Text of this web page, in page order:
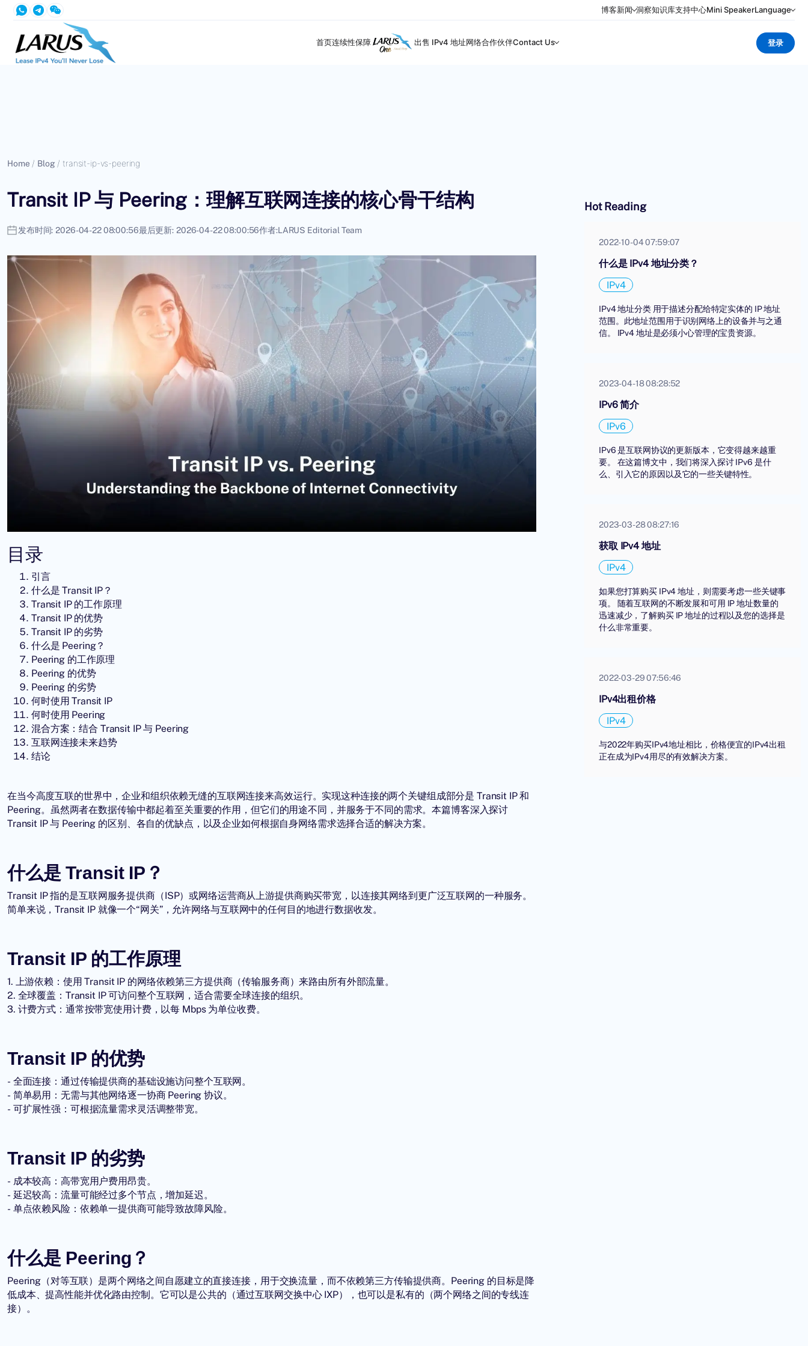
博客新闻 洞察知识库支持中心Mini SpeakerLanguage
首页连续性保障 出售 IPv4 地址网络合作伙伴Contact Us 登录
Home / Blog / transit-ip-vs-peering
Transit IP 与 Peering：理解互联网连接的核心骨干结构
发布时间: 2026-04-22 08:00:56最后更新: 2026-04-22 08:00:56作者:LARUS Editorial Team
目录
引言
什么是 Transit IP？
Transit IP 的工作原理
Transit IP 的优势
Transit IP 的劣势
什么是 Peering？
Peering 的工作原理
Peering 的优势
Peering 的劣势
何时使用 Transit IP
何时使用 Peering
混合方案：结合 Transit IP 与 Peering
互联网连接未来趋势
结论
在当今高度互联的世界中，企业和组织依赖无缝的互联网连接来高效运行。实现这种连接的两个关键组成部分是 Transit IP 和
Peering。虽然两者在数据传输中都起着至关重要的作用，但它们的用途不同，并服务于不同的需求。本篇博客深入探讨
Transit IP 与 Peering 的区别、各自的优缺点，以及企业如何根据自身网络需求选择合适的解决方案。
什么是 Transit IP？
Transit IP指的是互联网服务提供商（ISP）或网络运营商从上游提供商购买带宽，以连接其网络到更广泛互联网的一种服务。
简单来说，Transit IP 就像一个“网关”，允许网络与互联网中的任何目的地进行数据收发。
Transit IP 的工作原理
1. 上游依赖：使用 Transit IP 的网络依赖第三方提供商（传输服务商）来路由所有外部流量。
2. 全球覆盖：Transit IP 可访问整个互联网，适合需要全球连接的组织。
3. 计费方式：通常按带宽使用计费，以每 Mbps 为单位收费。
Transit IP 的优势
- 全面连接：通过传输提供商的基础设施访问整个互联网。
- 简单易用：无需与其他网络逐一协商 Peering 协议。
- 可扩展性强：可根据流量需求灵活调整带宽。
Transit IP 的劣势
- 成本较高：高带宽用户费用昂贵。
- 延迟较高：流量可能经过多个节点，增加延迟。
- 单点依赖风险：依赖单一提供商可能导致故障风险。
什么是 Peering？
Peering（对等互联）是两个网络之间自愿建立的直接连接，用于交换流量，而不依赖第三方传输提供商。Peering 的目标是降
低成本、提高性能并优化路由控制。它可以是公共的（通过互联网交换中心 IXP），也可以是私有的（两个网络之间的专线连
接）。
Hot Reading
2022-10-04 07:59:07
什么是 IPv4 地址分类？
IPv4
IPv4 地址分类 用于描述分配给特定实体的 IP 地址
范围。此地址范围用于识别网络上的设备并与之通
信。 IPv4 地址是必须小心管理的宝贵资源。
2023-04-18 08:28:52
IPv6 简介
IPv6
IPv6 是互联网协议的更新版本，它变得越来越重
要。 在这篇博文中，我们将深入探讨 IPv6 是什
么、引入它的原因以及它的一些关键特性。
2023-03-28 08:27:16
获取 IPv4 地址
IPv4
如果您打算购买 IPv4 地址，则需要考虑一些关键事
项。 随着互联网的不断发展和可用 IP 地址数量的
迅速减少，了解购买 IP 地址的过程以及您的选择是
什么非常重要。
2022-03-29 07:56:46
IPv4出租价格
IPv4
与2022年购买IPv4地址相比，价格便宜的IPv4出租
正在成为IPv4用尽的有效解决方案。